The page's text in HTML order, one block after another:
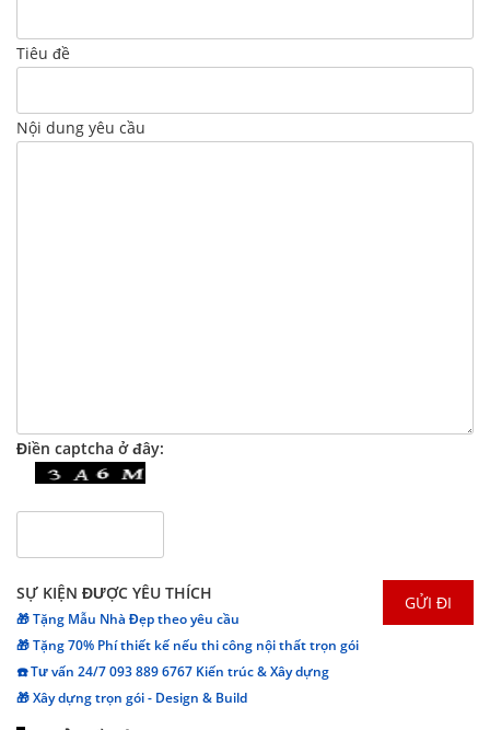
Tiêu đề
Nội dung yêu cầu
Điền captcha ở đây:
SỰ KIỆN ĐƯỢC YÊU THÍCH
🎁 Tặng Mẫu Nhà Đẹp theo yêu cầu
🎁 Tặng 70% Phí thiết kế nếu thi công nội thất trọn gói
☎️ Tư vấn 24/7 093 889 6767 Kiến trúc & Xây dựng
🎁 Xây dựng trọn gói - Design & Build